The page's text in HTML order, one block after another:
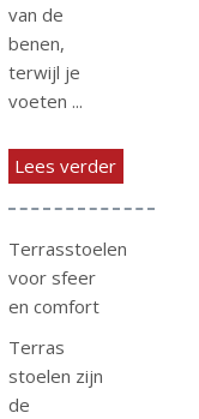
van de
benen,
terwijl je
voeten ...
Lees verder
Terrasstoelen
voor sfeer
en comfort
Terras
stoelen zijn
de